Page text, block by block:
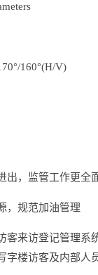
160°(H/V)
出，监管工作更全
，规范加油管理
客来访登记管理系
字楼访客及内部人